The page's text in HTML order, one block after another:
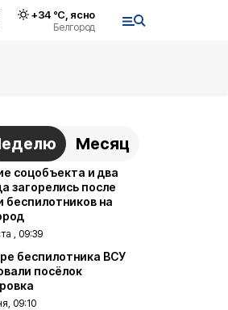
+34°С, ясно
Белгород
Месяц
соцобъекта и два
загорелись после
беспилотников на
, 09:39
беспилотника ВСУ
посёлок
09:10